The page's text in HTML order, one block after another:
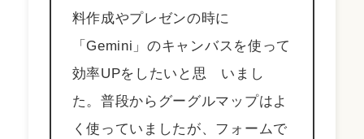
料作成やプレゼンの時に
「Gemini」のキャンバスを使って
効率UPをしたいと思 いまし
た。普段からグーグルマップはよ
く使っていましたが、フォームで